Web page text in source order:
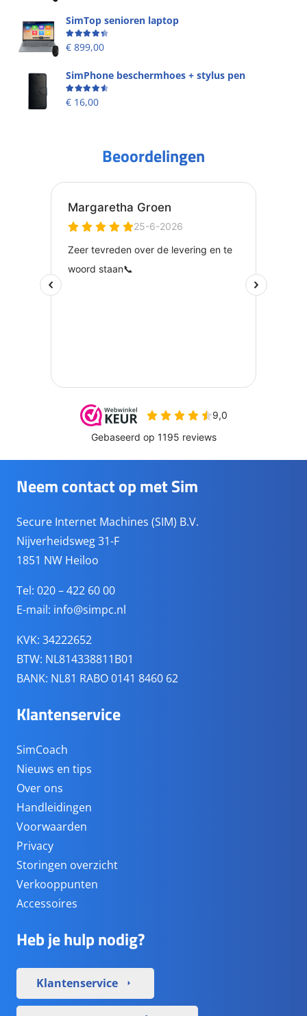
SimTop senioren laptop
Beoordeling
€ 899,00
SimPhone beschermhoes + stylus pen
Beoordeling
€ 16,00
Beoordelingen
Neem contact op met Sim
Secure Internet Machines (SIM) B.V.
Nijverheidsweg 31-F
1851 NW Heiloo
Tel: 020 – 422 60 00
E-mail: info@simpc.nl
KVK: 34222652
BTW: NL814338811B01
BANK: NL81 RABO 0141 8460 62
Klantenservice
SimCoach
Nieuws en tips
Over ons
Handleidingen
Voorwaarden
Privacy
Storingen overzicht
Verkooppunten
Accessoires
Heb je hulp nodig?
Klantenservice arrow_right